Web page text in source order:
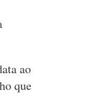
ao
que